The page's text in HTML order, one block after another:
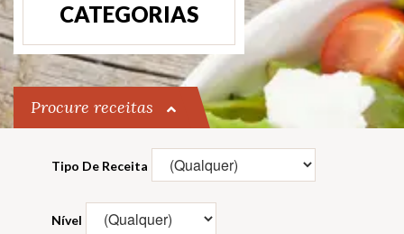
CATEGORIAS
Procure receitas
Tipo De Receita
Nível